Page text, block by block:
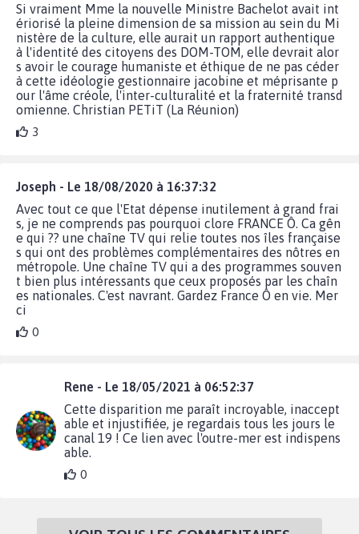
Si vraiment Mme la nouvelle Ministre Bachelot avait int
ériorisé la pleine dimension de sa mission au sein du Mi
nistère de la culture, elle aurait un rapport authentique
à l'identité des citoyens des DOM-TOM, elle devrait alor
s avoir le courage humaniste et éthique de ne pas céder
à cette idéologie gestionnaire jacobine et méprisante p
our l'âme créole, l'inter-culturalité et la fraternité transd
omienne. Christian PETiT (La Réunion)
3
Joseph - Le 18/08/2020 à 16:37:32
Avec tout ce que l'Etat dépense inutilement à grand frai
s, je ne comprends pas pourquoi clore FRANCE Ô. Ca gên
e qui ?? une chaîne TV qui relie toutes nos îles française
s qui ont des problèmes complémentaires des nôtres en
métropole. Une chaîne TV qui a des programmes souven
t bien plus intéressants que ceux proposés par les chaîn
es nationales. C'est navrant. Gardez France Ô en vie. Mer
ci
0
Rene - Le 18/05/2021 à 06:52:37
Cette disparition me paraît incroyable, inaccept
able et injustifiée, je regardais tous les jours le
canal 19 ! Ce lien avec l'outre-mer est indispens
able.
0